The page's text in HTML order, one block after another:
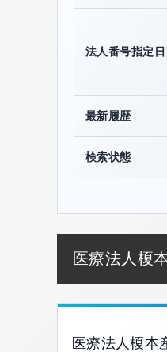
法人番号指定日
最新履歴
検索状態
医療法人榎
医療法人榎本